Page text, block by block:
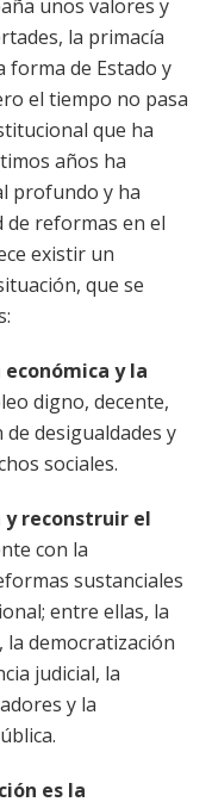
unos valores y
la primacía
forma de Estado y
el tiempo no pasa
que ha
años ha
profundo y ha
de reformas en el
existir un
que se
y la
digno, decente,
desigualdades y
sociales.
y reconstruir el
con la
sustanciales
entre ellas, la
democratización
judicial, la
y la
es la